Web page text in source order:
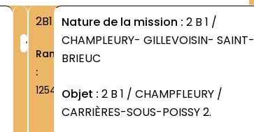
+
2B1
Rang
:
1254
Nature de la mission : 2 B 1 /
CHAMPLEURY- GILLEVOISIN- SAINT-
BRIEUC
Objet : 2 B 1 / CHAMPFLEURY /
CARRIÈRES-SOUS-POISSY 2.